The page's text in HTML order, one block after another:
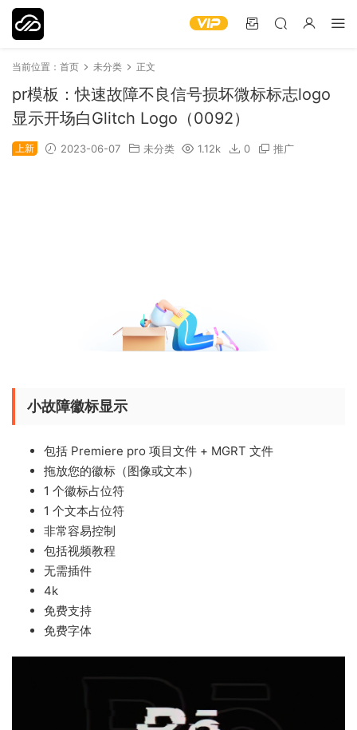
当前位置： 首页 未分类 正文
pr模板：快速故障不良信号损坏微标标志logo
显示开场白Glitch Logo（0092）
上新 2023-06-07 未分类 1.12k 0 推广
小故障徽标显示
包括 Premiere pro 项目文件 + MGRT 文件
拖放您的徽标（图像或文本）
1 个徽标占位符
1 个文本占位符
非常容易控制
包括视频教程
无需插件
4k
免费支持
免费字体